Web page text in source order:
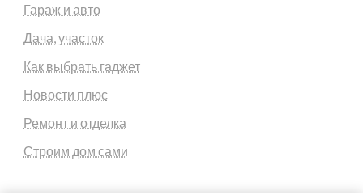
Гараж и авто
Дача, участок
Как выбрать гаджет
Новости плюс
Ремонт и отделка
Строим дом сами